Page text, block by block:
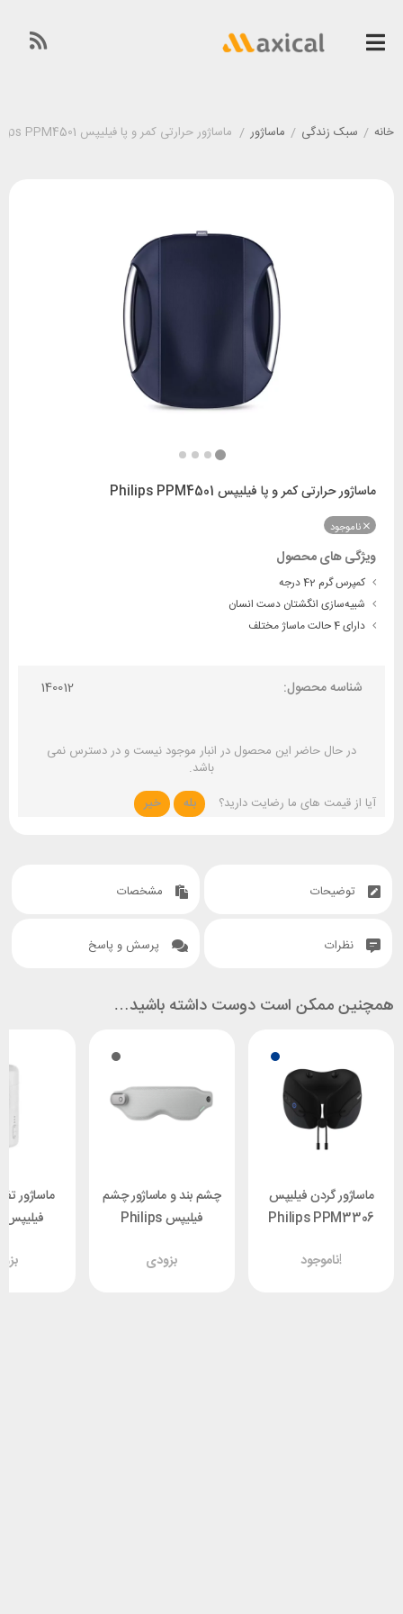
خانه / سبک زندگی / ماساژور / ماساژور حرارتی کمر و پا فیلیپس Philips PPM4501
ماساژور حرارتی کمر و پا فیلیپس Philips PPM4501
ناموجود
ویژگی های محصول
کمپرس گرم 42 درجه
شبیه‌سازی انگشتان دست انسان
دارای 4 حالت ماساژ مختلف
شناسه محصول: 140012
در حال حاضر این محصول در انبار موجود نیست و در دسترس نمی
باشد.
آیا از قیمت های ما رضایت دارید؟
بله خیر
توضیحات مشخصات
نظرات پرسش و پاسخ
همچنین ممکن است دوست داشته باشید…
ماساژور گردن فیلیپس
Philips PPM3306
ناموجود!
چشم بند و ماساژور چشم
فیلیپس Philips
بزودی
ماساژور